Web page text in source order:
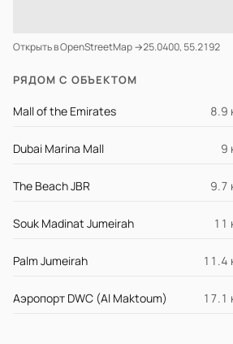
Открыть в OpenStreetMap →25.0400, 55.2192
РЯДОМ С ОБЪЕКТОМ
Mall of the Emirates 8.9
Dubai Marina Mall 9
The Beach JBR 9.7
Souk Madinat Jumeirah 11
Palm Jumeirah 11.4
Аэропорт DWC (Al Maktoum) 17.1